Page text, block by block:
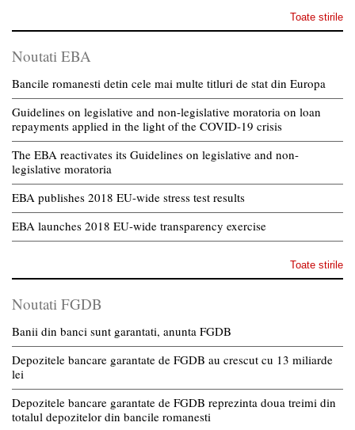
Toate stirile
Noutati EBA
Bancile romanesti detin cele mai multe titluri de stat din Europa
Guidelines on legislative and non-legislative moratoria on loan
repayments applied in the light of the COVID-19 crisis
The EBA reactivates its Guidelines on legislative and non-
legislative moratoria
EBA publishes 2018 EU-wide stress test results
EBA launches 2018 EU-wide transparency exercise
Toate stirile
Noutati FGDB
Banii din banci sunt garantati, anunta FGDB
Depozitele bancare garantate de FGDB au crescut cu 13 miliarde
lei
Depozitele bancare garantate de FGDB reprezinta doua treimi din
totalul depozitelor din bancile romanesti